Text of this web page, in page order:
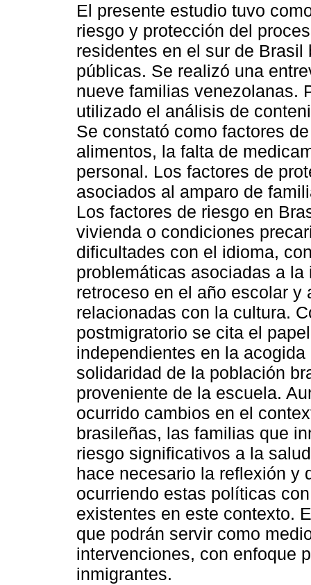
El presente estudio tuvo
riesgo y protección del
residentes en el sur de
públicas. Se realizó una
nueve familias venezolanas.
utilizado el análisis de
Se constató como factores
alimentos, la falta de
personal. Los factores de
asociados al amparo de
Los factores de riesgo en
vivienda o condiciones
dificultades con el idioma,
problemáticas asociadas a
retroceso en el año escolar y
relacionadas con la cultura.
postmigratorio se cita el
independientes en la
solidaridad de la población
proveniente de la escuela.
ocurrido cambios en el
brasileñas, las familias que
riesgo significativos a la
hace necesario la reflexión y
ocurriendo estas políticas
existentes en este contexto.
que podrán servir como
intervenciones, con enfoque
inmigrantes.